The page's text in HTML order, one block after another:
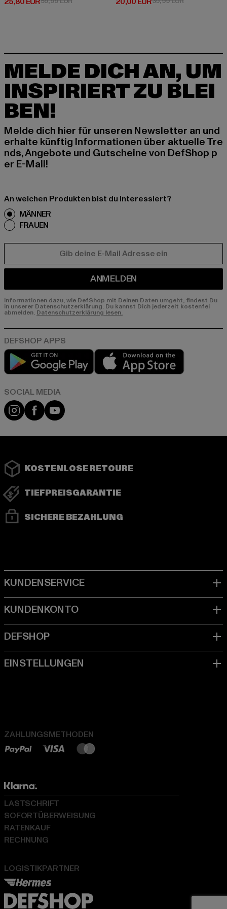
MELDE DICH AN, UM
INSPIRIERT ZU BLEI
BEN!
Melde dich hier für unseren Newsletter an und
erhalte künftig Informationen über aktuelle Tre
nds, Angebote und Gutscheine von DefShop p
er E-Mail!
An welchen Produkten bist du interessiert?
MÄNNER
FRAUEN
ANMELDEN
Informationen dazu, wie DefShop mit Deinen Daten umgeht, findest Du
in unserer Datenschutzerklärung. Du kannst Dich jederzeit kostenfei
abmelden. Datenschutzerklärung lesen.
Play market
Instagram
FacebookYouTube
KOSTENLOSE RETOURE
TIEFPREISGARANTIE
SICHERE BEZAHLUNG
ZAHLUNGSMETHODEN
LOGISTIKPARTNER
LASTSCHRIFT
SOFORTÜBERWEISUNG
RATENKAUF
RECHNUNG